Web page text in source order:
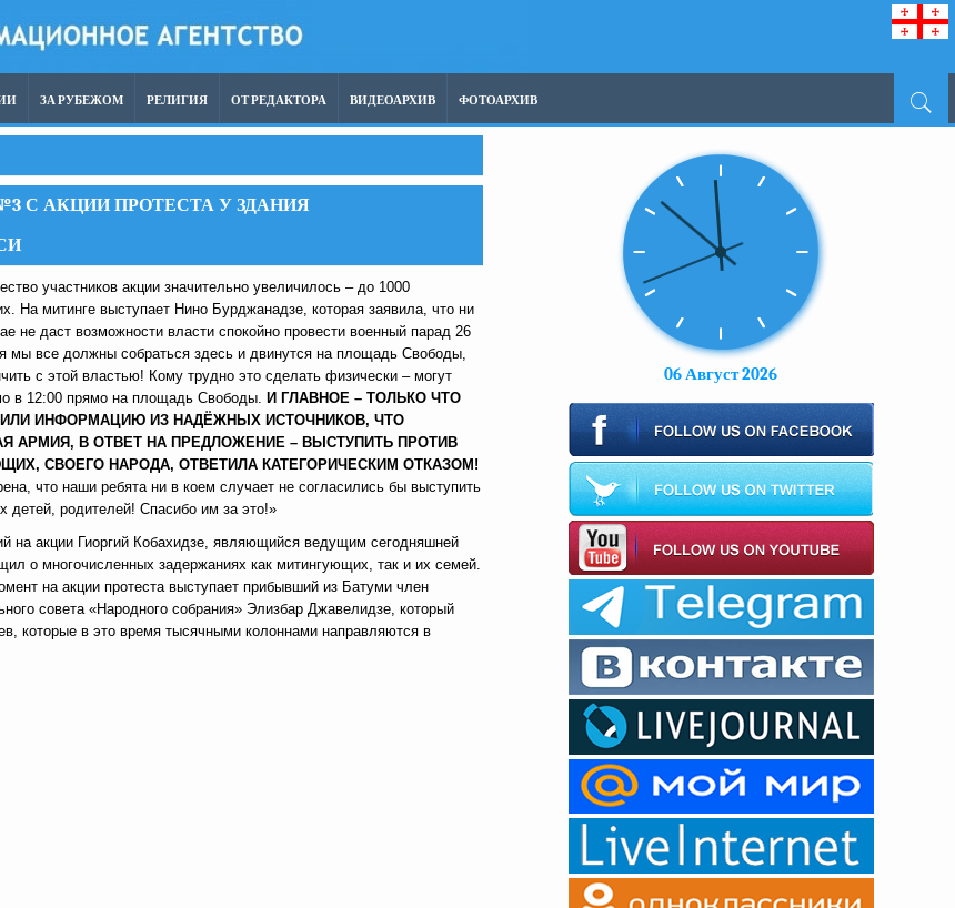
ЗА РУБЕЖОМ РЕЛИГИЯ ОТ РЕДАКТОРА ВИДЕОАРХИВ ФОТОАРХИВ
С АКЦИИ ПРОТЕСТА У ЗДАНИЯ
участников акции значительно увеличилось – до 1000
На митинге выступает Нино Бурджанадзе, которая заявила, что ни
не даст возможности власти спокойно провести военный парад 26
мы все должны собраться здесь и двинутся на площадь Свободы,
с этой властью! Кому трудно это сделать физически – могут
в 12:00 прямо на площадь Свободы. И ГЛАВНОЕ – ТОЛЬКО ЧТО
ИНФОРМАЦИЮ ИЗ НАДЁЖНЫХ ИСТОЧНИКОВ, ЧТО
АРМИЯ, В ОТВЕТ НА ПРЕДЛОЖЕНИЕ – ВЫСТУПИТЬ ПРОТИВ
СВОЕГО НАРОДА, ОТВЕТИЛА КАТЕГОРИЧЕСКИМ ОТКАЗОМ!
что наши ребята ни в коем случает не согласились бы выступить
детей, родителей! Спасибо им за это!»
на акции Гиоргий Кобахидзе, являющийся ведущим сегодняшней
о многочисленных задержаниях как митингующих, так и их семей.
на акции протеста выступает прибывший из Батуми член
совета «Народного собрания» Элизбар Джавелидзе, который
которые в это время тысячными колоннами направляются в
06 Август 2026